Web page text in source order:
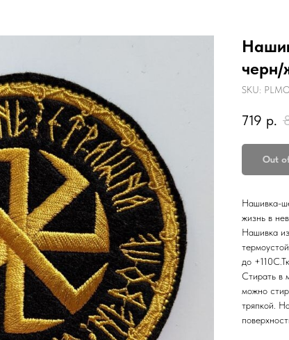
черн/
SKU:
719 р.
Out
Нашивка-
жизнь в
Нашивка
до
Стирать в
можно
тряпкой.